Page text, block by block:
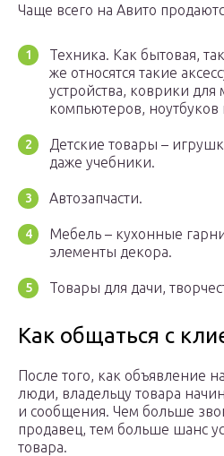
Чаще всего на Авито
Техника. Как бытовая,
же относятся такие
устройства, коврики
компьютеров, ноутбуков
Детские товары –
даже учебники.
Автозапчасти.
Мебель – кухонные
элементы декора.
Товары для дачи,
Как общаться с
После того, как объявление
люди, владельцу товара
и сообщения. Чем больше
продавец, тем больше шанс
товара.